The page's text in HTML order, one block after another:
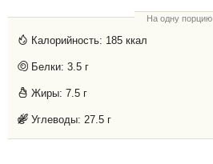
На одну порцию
Калорийность: 185 ккал
Белки: 3.5 г
Жиры: 7.5 г
Углеводы: 27.5 г